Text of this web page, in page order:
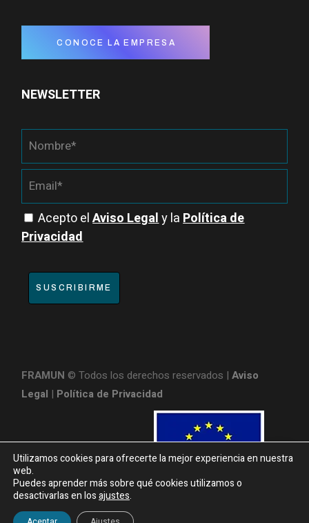
CONOCE LA EMPRESA
NEWSLETTER
Acepto elAviso Legaly laPolítica de
Privacidad
SUSCRIBIRME
FRAMUN © Todos los derechos reservados |Aviso
Legal | Política de Privacidad
Utilizamos cookies para ofrecerte la mejor experiencia en nuestra
web.
Puedes aprender más sobre qué cookies utilizamos o
desactivarlas en losajustes.
¿Necesitas información?